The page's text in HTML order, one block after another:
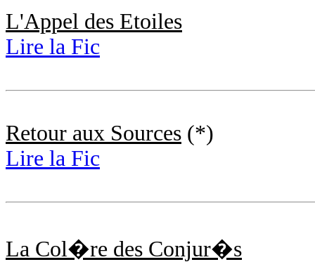
L'Appel des Etoiles
Lire la Fic
Retour aux Sources (*)
Lire la Fic
La Col�re des Conjur�s